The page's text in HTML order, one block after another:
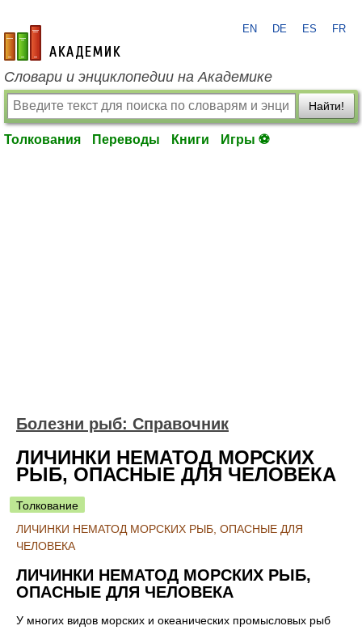
academic.ru
EN DE ES FR
Словари и энциклопедии на Академике
Найти!
Толкования Переводы Книги Игры ⚽
Болезни рыб: Справочник
ЛИЧИНКИ НЕМАТОД МОРСКИХ
РЫБ, ОПАСНЫЕ ДЛЯ ЧЕЛОВЕКА
Толкование
ЛИЧИНКИ НЕМАТОД МОРСКИХ РЫБ, ОПАСНЫЕ ДЛЯ
ЧЕЛОВЕКА
ЛИЧИНКИ НЕМАТОД МОРСКИХ РЫБ,
ОПАСНЫЕ ДЛЯ ЧЕЛОВЕКА
У многих видов морских и океанических промысловых рыб